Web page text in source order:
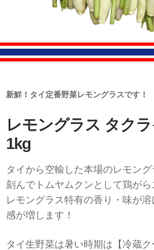
新鮮！タイ定番野菜レモングラスです！
レモングラス タク
1kg
タイから空輸した本場のレモング
刻んでトムヤムクンとして鶏が
レモングラス特有の香り・味が
感が増します！
タイ生野菜は暑い時期は【冷蔵